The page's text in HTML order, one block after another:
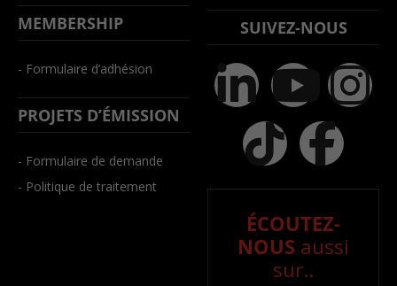
MEMBERSHIP
- Formulaire d’adhésion
PROJETS D’ÉMISSION
- Formulaire de demande
- Politique de traitement
SUIVEZ-NOUS
ÉCOUTEZ-
NOUS aussi
sur..